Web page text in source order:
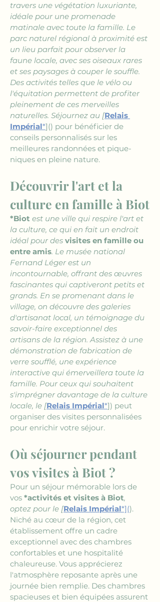
travers une végétation luxuriante,
idéale pour une promenade
matinale avec toute la famille. Le
parc naturel régional à proximité est
un lieu parfait pour observer la
faune locale, avec ses oiseaux rares
et ses paysages à couper le souffle.
Des activités telles que le vélo ou
l'équitation permettent de profiter
pleinement de ces merveilles
naturelles. Séjournez au [Relais
Impérial*]() pour bénéficier de
conseils personnalisés sur les
meilleures randonnées et pique-
niques en pleine nature.
Découvrir l'art et la
culture en famille à Biot
*Biot est une ville qui respire l'art et
la culture, ce qui en fait un endroit
idéal pour des visites en famille ou
entre amis. Le musée national
Fernand Léger est un
incontournable, offrant des œuvres
fascinantes qui captiveront petits et
grands. En se promenant dans le
village, on découvre des galeries
d'artisanat local, un témoignage du
savoir-faire exceptionnel des
artisans de la région. Assistez à une
démonstration de fabrication de
verre soufflé, une expérience
interactive qui émerveillera toute la
famille. Pour ceux qui souhaitent
s'imprégner davantage de la culture
locale, le [Relais Impérial*]) peut
organiser des visites personnalisées
pour enrichir votre séjour.
Où séjourner pendant
vos visites à Biot ?
Pour un séjour mémorable lors de
vos *activités et visites à Biot,
optez pour le [Relais Impérial*]().
Niché au cœur de la région, cet
établissement offre un cadre
exceptionnel avec des chambres
confortables et une hospitalité
chaleureuse. Vous apprécierez
l'atmosphère reposante après une
journée bien remplie. Des chambres
spacieuses et bien équipées assurent